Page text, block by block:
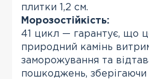
плитки 1,2 см.
Морозостійкість:
41 цикл — гарантує, що
природний камінь
заморожування та
пошкоджень,